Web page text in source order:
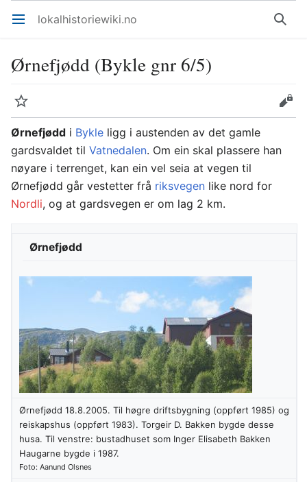
Åpne hovedmenyen lokalhistoriewiki.no Søk
Ørnefjødd (Bykle gnr 6/5)
Overvåk
Rediger
Ørnefjødd i Bykle ligg i austenden av det gamle
gardsvaldet til Vatnedalen. Om ein skal plassere han
nøyare i terrenget, kan ein vel seia at vegen til
Ørnefjødd går vestetter frå riksvegen like nord for
Nordli, og at gardsvegen er om lag 2 km.
Ørnefjødd
Ørnefjødd 18.8.2005. Til høgre driftsbygning (oppført 1985) og
reiskapshus (oppført 1983). Torgeir D. Bakken bygde desse
husa. Til venstre: bustadhuset som Inger Elisabeth Bakken
Haugarne bygde i 1987.
Foto: Aanund Olsnes